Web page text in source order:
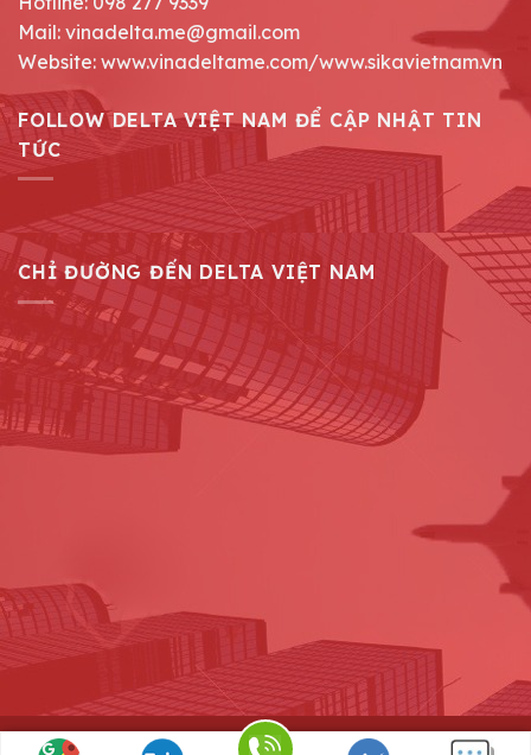
Mail: vinadelta.me@gmail.com
Website: www.vinadeltame.com/www.sikavietnam.vn
FOLLOW DELTA VIỆT NAM ĐỂ CẬP NHẬT TIN
TỨC
CHỈ ĐƯỜNG ĐẾN DELTA VIỆT NAM
Copyright 2026 © Vinadelta